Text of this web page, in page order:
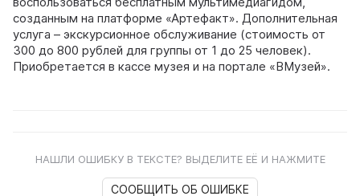
созданным на платформе «Артефакт». Дополнительная
услуга – экскурсионное обслуживание (стоимость от
300 до 800 рублей для группы от 1 до 25 человек).
Приобретается в кассе музея и на портале «ВМузей».
НАШЛИ ОШИБКУ В ТЕКСТЕ? ВЫДЕЛИТЕ ЕЁ И НАЖМИТЕ
СООБЩИТЬ ОБ ОШИБКЕ